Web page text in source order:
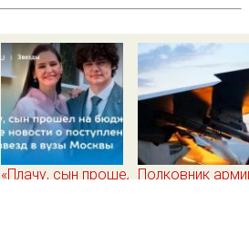
«Плачу, сын прошел Полковник